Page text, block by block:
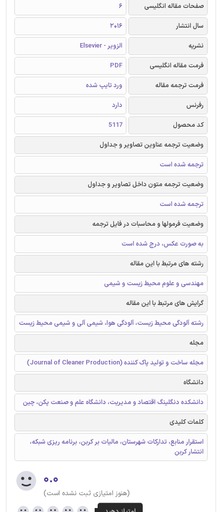
صفحات مقاله انگلیسی
6
سال انتشار
2016
نشریه
الزویر - Elsevier
فرمت مقاله انگلیسی
PDF
فرمت ترجمه مقاله
ورد تایپ شده
رفرنس
دارد
کد محصول
5117
وضعیت ترجمه عناوین تصاویر و جداول
ترجمه شده است
وضعیت ترجمه متون داخل تصاویر و جداول
ترجمه شده است
وضعیت فرمولها و محاسبات در فایل ترجمه
به صورت عکس، درج شده است
رشته های مرتبط با این مقاله
مهندسی و علوم محیط زیست و شیمی
گرایش های مرتبط با این مقاله
رشته آلودگی محیط زیست، آلودگی هوا، شیمی آلی و شیمی محیط زیست
مجله
مجله ساخت و تولید پاک کننده (Journal of Cleaner Production)
دانشگاه
دانشکده دنگلینگ اقتصاد و مدیریت، دانشگاه علم و صنعت پکن، چین
کلمات کلیدی
استقرار منابع، تدارکات شهرستان، مالیات بر کربن، برنامه ریزی شبکه،
انتشار کربن
۰.۰
(هنوز امتیازی ثبت نشده است)